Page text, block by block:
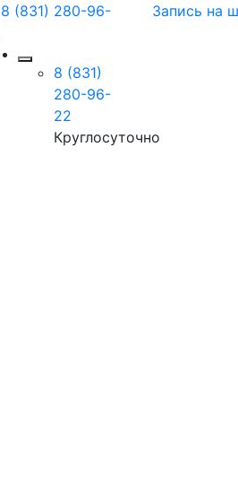
8 (831) 280-96-
8 (831)
280-96-
22
Круглосуточно
Запись на